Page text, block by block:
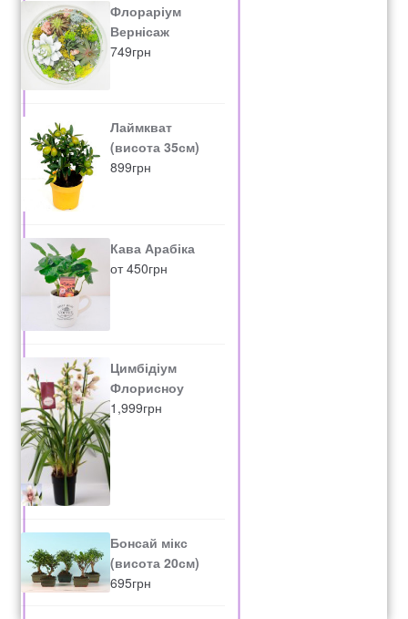
Флораріум
Вернісаж
749грн
Лаймкват
(висота 35см)
899грн
Кава Арабіка
от450грн
Цимбідіум
Флорисноу
1,999грн
Бонсай мікс
(висота 20см)
695грн